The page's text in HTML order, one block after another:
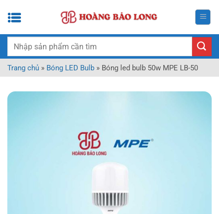
qua
dung
Tìm
Trang chủ » Bóng LED Bulb » Bóng led bulb 50w MPE LB-50